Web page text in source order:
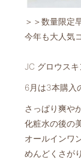
＞＞数量限定️
今年も大人気
⁡JC グロウス
6月は3本購入
さっぱり爽や
化粧水の後の
オールインワ
めんどくさが